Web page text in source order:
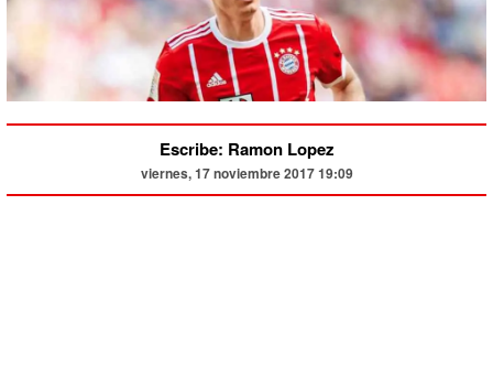
Escribe: Ramon Lopez
viernes, 17 noviembre 2017 19:09